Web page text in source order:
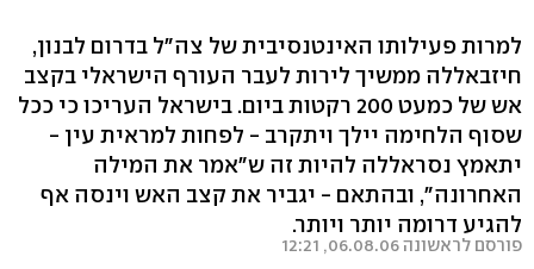
למרות פעילותו האינטנסיבית של צה"ל בדרום לבנון,
חיזבאללה ממשיך לירות לעבר העורף הישראלי בקצב
אש של כמעט 200 רקטות ביום. בישראל העריכו כי ככל
שסוף הלחימה יילך ויתקרב - לפחות למראית עין -
יתאמץ נסראללה להיות זה ש"אמר את המילה
האחרונה", ובהתאם - יגביר את קצב האש וינסה אף
להגיע דרומה יותר ויותר.
פורסם לראשונה 06.08.06, 12:21